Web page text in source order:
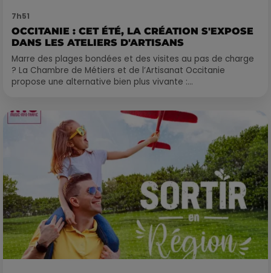
7h51
OCCITANIE : CET ÉTÉ, LA CRÉATION S'EXPOSE
DANS LES ATELIERS D'ARTISANS
Marre des plages bondées et des visites au pas de charge
? La Chambre de Métiers et de l’Artisanat Occitanie
propose une alternative bien plus vivante :...